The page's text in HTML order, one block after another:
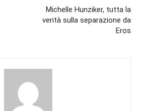
Michelle Hunziker, tutta la
verità sulla separazione da
Eros